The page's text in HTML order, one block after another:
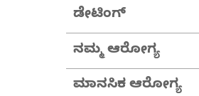
ಡೇಟಿಂಗ್
ನಮ್ಮ ಆರೋಗ್ಯ
ಮಾನಸಿಕ ಆರೋಗ್ಯ